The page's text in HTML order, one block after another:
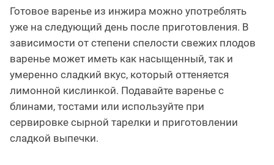
Готовое варенье из инжира можно употреблять
уже на следующий день после приготовления. В
зависимости от степени спелости свежих плодов
варенье может иметь как насыщенный, так и
умеренно сладкий вкус, который оттеняется
лимонной кислинкой. Подавайте варенье с
блинами, тостами или используйте при
сервировке сырной тарелки и приготовлении
сладкой выпечки.